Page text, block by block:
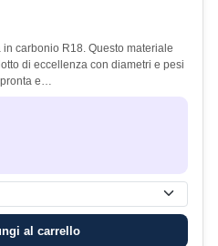
carbonio R18. Questo materiale
di eccellenza con diametri e pesi
e…
al carrello